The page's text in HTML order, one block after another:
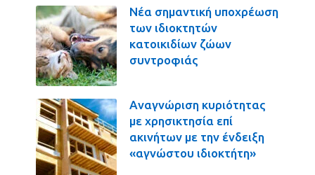
Νέα σημαντική υποχρέωση
των ιδιοκτητών
κατοικιδίων ζώων
συντροφιάς
Αναγνώριση κυριότητας
με χρησικτησία επί
ακινήτων με την ένδειξη
«αγνώστου ιδιοκτήτη»